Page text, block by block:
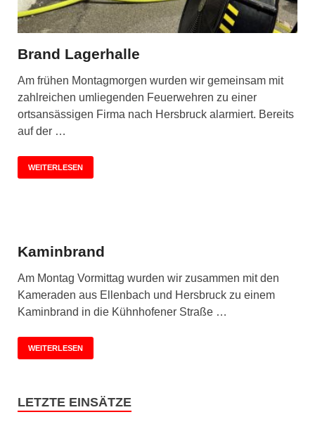
Brand Lagerhalle
Am frühen Montagmorgen wurden wir gemeinsam mit
zahlreichen umliegenden Feuerwehren zu einer
ortsansässigen Firma nach Hersbruck alarmiert. Bereits
auf der …
WEITERLESEN
Kaminbrand
Am Montag Vormittag wurden wir zusammen mit den
Kameraden aus Ellenbach und Hersbruck zu einem
Kaminbrand in die Kühnhofener Straße …
WEITERLESEN
LETZTE EINSÄTZE